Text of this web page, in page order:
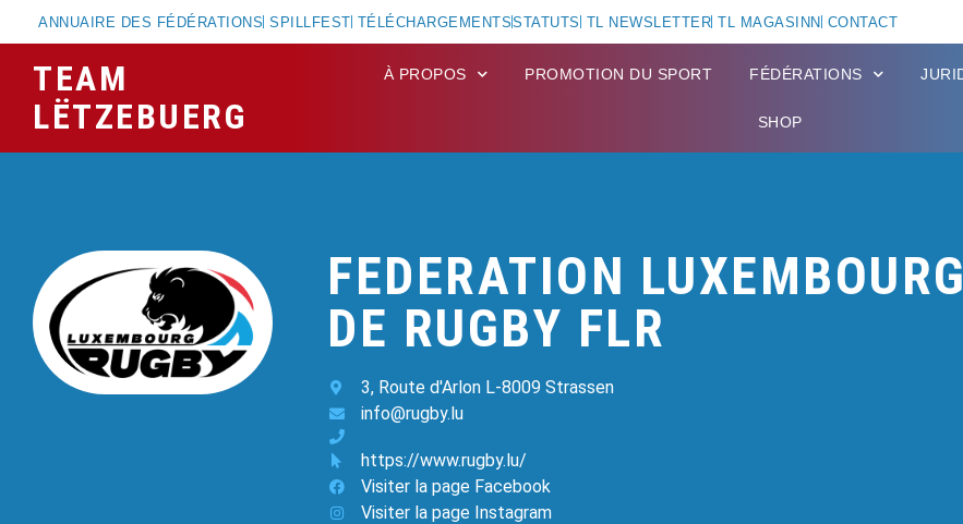
ANNUAIRE DES FÉDÉRATIONS SPILLFEST TÉLÉCHARGEMENTSSTATUTS TL NEWSLETTER TL MAGASINN CONTACT
TEAM
LËTZEBUERG
À PROPOS PROMOTION DU SPORT FÉDÉRATIONS
SHOP
FEDERATION
DE RUGBY FLR
3, Route d'Arlon L-8009 Strassen
info@rugby.lu
https://www.rugby.lu/
Visiter la page Facebook
Visiter la page Instagram